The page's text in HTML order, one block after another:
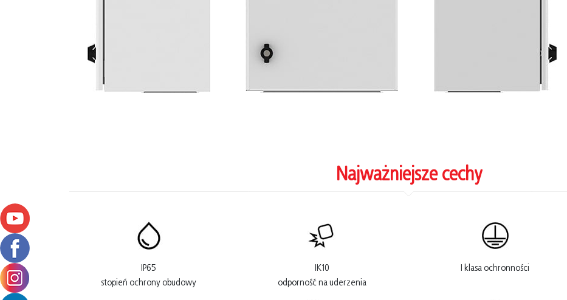
Najważniejsze cechy
IP65
stopień ochrony obudowy
IK10
odporność na uderzenia
I klasa ochronności